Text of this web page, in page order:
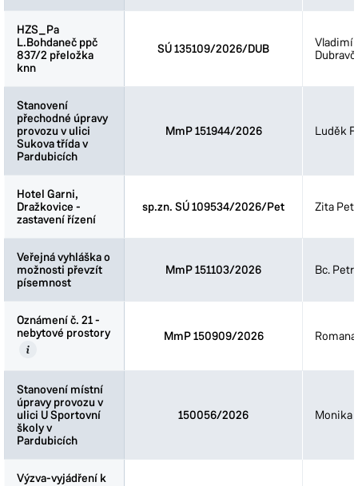
HZS_Pa
L.Bohdaneč ppč
837/2 přeložka
knn
SÚ 135109/2026/DUB
Stanovení
přechodné úpravy
provozu v ulici
Sukova třída v
Pardubicích
MmP 151944/2026 Luděk
Hotel Garni,
Dražkovice -
zastavení řízení
sp.zn. SÚ 109534/2026/Pet Zita
Veřejná vyhláška o
možnosti převzít
písemnost
MmP 151103/2026 Bc.
Oznámení č. 21 -
nebytové prostory
MmP 150909/2026
Stanovení místní
úpravy provozu v
ulici U Sportovní
školy v
Pardubicích
150056/2026 Monika
Výzva-vyjádření k
HZS_Pa
L.Bohdaneč ppč
837/2 přeložka
knn
Stanovení
přechodné úpravy
provozu v ulici
Sukova třída v
Pardubicích
Hotel Garni,
Dražkovice -
zastavení řízení
Veřejná vyhláška o
možnosti převzít
písemnost
Oznámení č. 21 -
nebytové prostory
Stanovení místní
úpravy provozu v
ulici U Sportovní
školy v
Pardubicích
Výzva-vyjádření k